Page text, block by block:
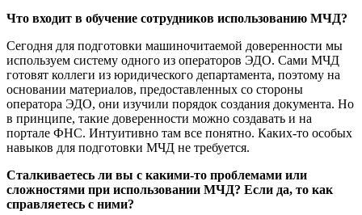
Что входит в обучение сотрудников использованию МЧД?
Сегодня для подготовки машиночитаемой доверенности мы
используем систему одного из операторов ЭДО. Сами МЧД
готовят коллеги из юридического департамента, поэтому на
основании материалов, предоставленных со стороны
оператора ЭДО, они изучили порядок создания документа. Но
в принципе, такие доверенности можно создавать и на
портале ФНС. Интуитивно там все понятно. Каких-то особых
навыков для подготовки МЧД не требуется.
Сталкиваетесь ли вы с какими-то проблемами или
сложностями при использовании МЧД? Если да, то как
справляетесь с ними?